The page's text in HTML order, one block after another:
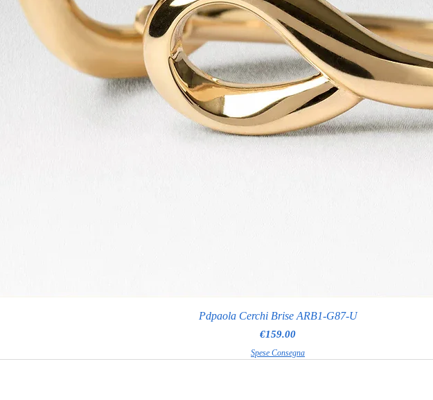
Pdpaola Cerchi Brise ARB1-G87-U
Price
€159.00
Spese Consegna